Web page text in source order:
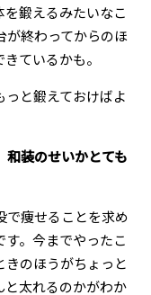
鍛えるみたいなこ
が終わってからのほ
ているかも。
と鍛えておけばよ
和装のせいかとても
で痩せることを求め
。今までやったこ
きのほうがちょっと
と太れるのかがわか